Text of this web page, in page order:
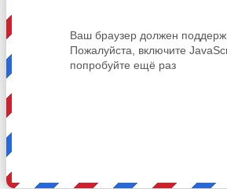
Ваш браузер должен
Пожалуйста, включите
попробуйте ещё раз